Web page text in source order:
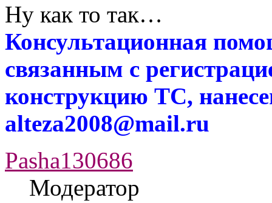
Ну как то так…
Консультационная
связанным с
конструкцию ТС,
alteza2008@mail.ru
Pasha130686
Модератор